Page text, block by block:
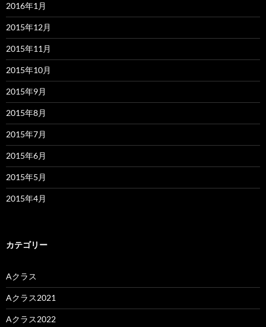
2016年1月
2015年12月
2015年11月
2015年10月
2015年9月
2015年8月
2015年7月
2015年6月
2015年5月
2015年4月
カテゴリー
Aクラス
Aクラス2021
Aクラス2022